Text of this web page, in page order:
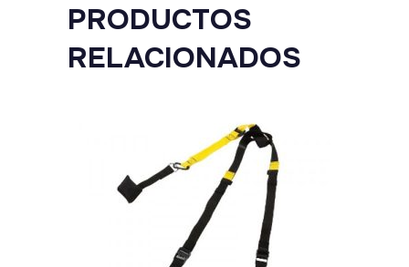
PRODUCTOS
RELACIONADOS